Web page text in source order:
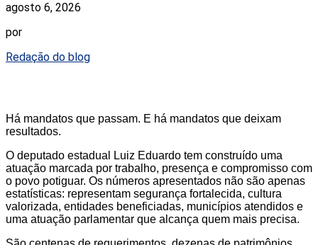
agosto 6, 2026
por
Redação do blog
Há mandatos que passam. E há mandatos que deixam
resultados.
O deputado estadual Luiz Eduardo tem construído uma
atuação marcada por trabalho, presença e compromisso com
o povo potiguar. Os números apresentados não são apenas
estatísticas: representam segurança fortalecida, cultura
valorizada, entidades beneficiadas, municípios atendidos e
uma atuação parlamentar que alcança quem mais precisa.